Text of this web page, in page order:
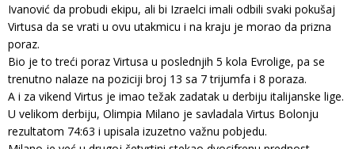
Ivanović da probudi ekipu, ali bi Izraelci imali odbili svaki pokušaj
Virtusa da se vrati u ovu utakmicu i na kraju je morao da prizna
poraz.
Bio je to treći poraz Virtusa u poslednjih 5 kola Evrolige, pa se
trenutno nalaze na poziciji broj 13 sa 7 trijumfa i 8 poraza.
A i za vikend Virtus je imao težak zadatak u derbiju italijanske lige.
U velikom derbiju, Olimpia Milano je savladala Virtus Bolonju
rezultatom 74:63 i upisala izuzetno važnu pobjedu.